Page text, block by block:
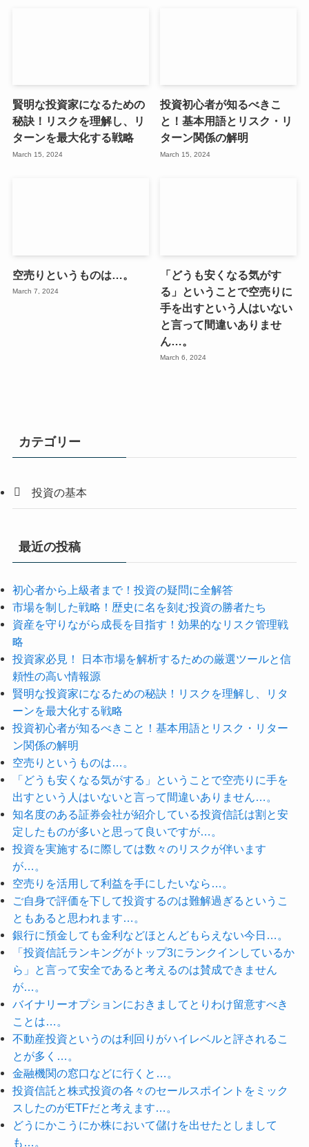
賢明な投資家になるための
秘訣！リスクを理解し、リ
ターンを最大化する戦略
March 15, 2024
投資初心者が知るべきこ
と！基本用語とリスク・リ
ターン関係の解明
March 15, 2024
空売りというものは…。
March 7, 2024
「どうも安くなる気がす
る」ということで空売りに
手を出すという人はいない
と言って間違いありませ
ん…。
March 6, 2024
カテゴリー
投資の基本
最近の投稿
初心者から上級者まで！投資の疑問に全解答
市場を制した戦略！歴史に名を刻む投資の勝者たち
資産を守りながら成長を目指す！効果的なリスク管理戦
略
投資家必見！ 日本市場を解析するための厳選ツールと信
頼性の高い情報源
賢明な投資家になるための秘訣！リスクを理解し、リタ
ーンを最大化する戦略
投資初心者が知るべきこと！基本用語とリスク・リター
ン関係の解明
空売りというものは…。
「どうも安くなる気がする」ということで空売りに手を
出すという人はいないと言って間違いありません…。
知名度のある証券会社が紹介している投資信託は割と安
定したものが多いと思って良いですが…。
投資を実施するに際しては数々のリスクが伴います
が…。
空売りを活用して利益を手にしたいなら…。
ご自身で評価を下して投資するのは難解過ぎるというこ
ともあると思われます…。
銀行に預金しても金利などほとんどもらえない今日…。
「投資信託ランキングがトップ3にランクインしているか
ら」と言って安全であると考えるのは賛成できません
が…。
バイナリーオプションにおきましてとりわけ留意すべき
ことは…。
不動産投資というのは利回りがハイレベルと評されるこ
とが多く…。
金融機関の窓口などに行くと…。
投資信託と株式投資の各々のセールスポイントをミック
スしたのがETFだと考えます…。
どうにかこうにか株において儲けを出せたとしまして
も…。